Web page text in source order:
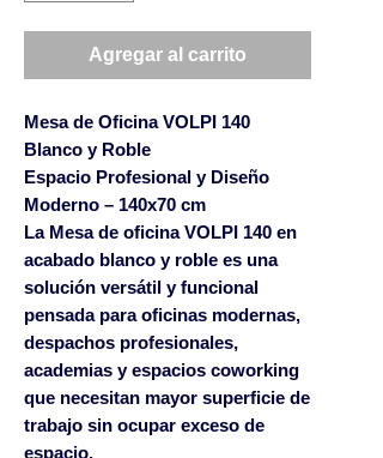
Agregar al carrito
Mesa de Oficina VOLPI 140
Blanco y Roble
Espacio Profesional y Diseño
Moderno – 140x70 cm
La Mesa de oficina VOLPI 140 en
acabado blanco y roble es una
solución versátil y funcional
pensada para oficinas modernas,
despachos profesionales,
academias y espacios coworking
que necesitan mayor superficie de
trabajo sin ocupar exceso de
espacio.